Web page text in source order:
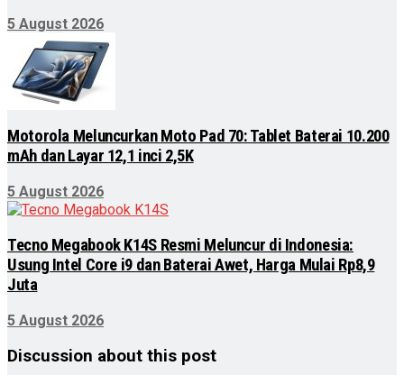
5 August 2026
Motorola Meluncurkan Moto Pad 70: Tablet Baterai 10.200
mAh dan Layar 12,1 inci 2,5K
5 August 2026
Tecno Megabook K14S Resmi Meluncur di Indonesia:
Usung Intel Core i9 dan Baterai Awet, Harga Mulai Rp8,9
Juta
5 August 2026
Discussion about this post